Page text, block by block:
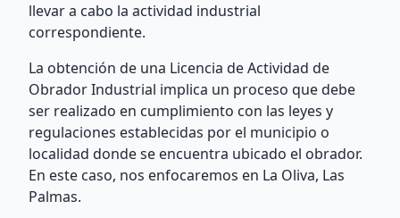
llevar a cabo la actividad industrial
correspondiente.
La obtención de una Licencia de Actividad de
Obrador Industrial implica un proceso que debe
ser realizado en cumplimiento con las leyes y
regulaciones establecidas por el municipio o
localidad donde se encuentra ubicado el obrador.
En este caso, nos enfocaremos en La Oliva, Las
Palmas.